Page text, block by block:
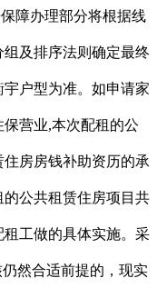
保障办理部分将根据线
组及排序法则确定最终
户型为准。如申请家
营业,本次配租的公
房房钱补助资历的承
公共租赁住房项目共
工做的具体实施。采
然合适前提的，现实